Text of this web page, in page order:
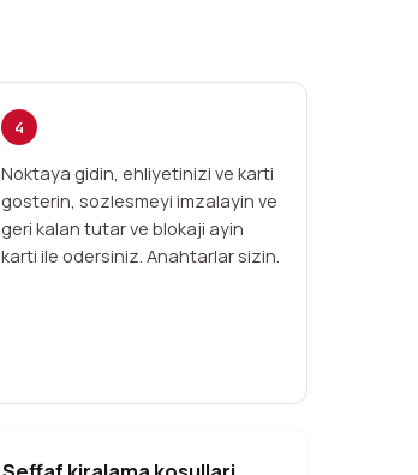
4
Noktaya gidin, ehliyetinizi ve karti
gosterin, sozlesmeyi imzalayin ve
geri kalan tutar ve blokaji ayin
karti ile odersiniz. Anahtarlar sizin.